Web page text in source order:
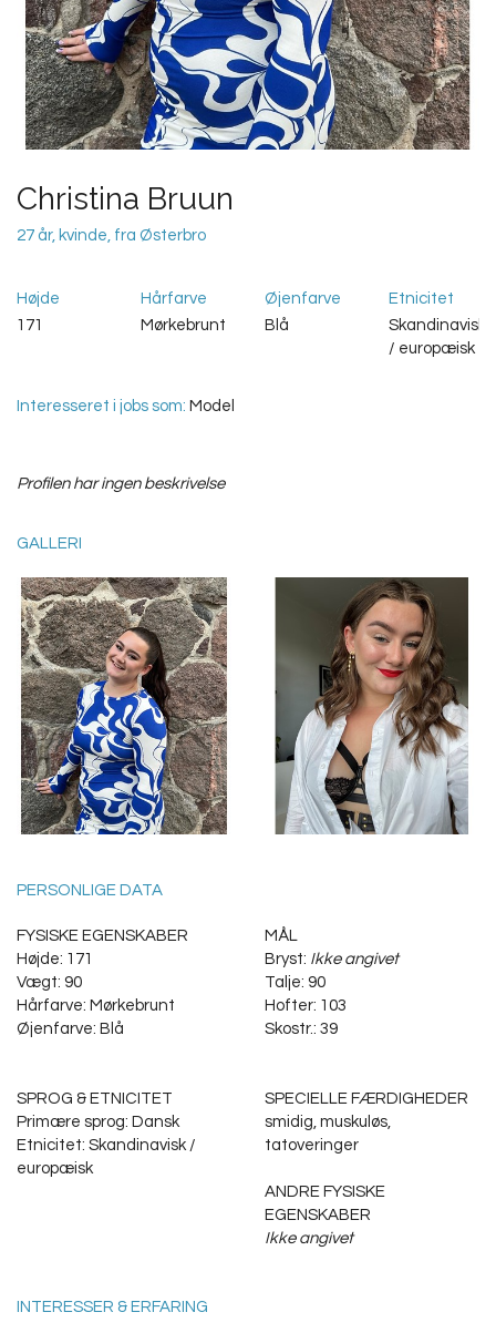
Christina Bruun
27 år, kvinde, fra Østerbro
Højde
171
Hårfarve
Mørkebrunt
Øjenfarve
Blå
Etnicitet
Skandinavisk
/ europæisk
Interesseret i jobs som: Model
Profilen har ingen beskrivelse
GALLERI
PERSONLIGE DATA
FYSISKE EGENSKABER
Højde: 171
Vægt: 90
Hårfarve: Mørkebrunt
Øjenfarve: Blå
MÅL
Bryst: Ikke angivet
Talje: 90
Hofter: 103
Skostr.: 39
SPROG & ETNICITET
Primære sprog: Dansk
Etnicitet: Skandinavisk /
europæisk
SPECIELLE FÆRDIGHEDER
smidig, muskuløs,
tatoveringer
ANDRE FYSISKE
EGENSKABER
Ikke angivet
INTERESSER & ERFARING